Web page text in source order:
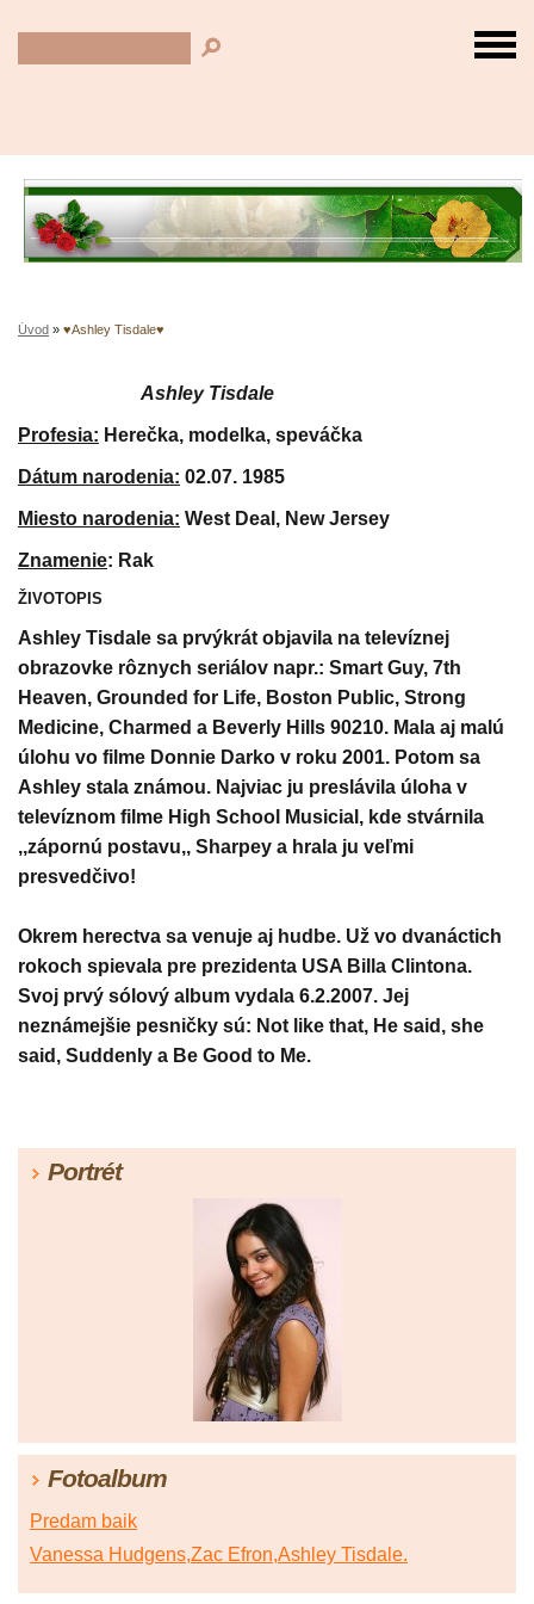
Úvod » ♥Ashley Tisdale♥
Ashley Tisdale
Profesia: Herečka, modelka, speváčka
Dátum narodenia: 02.07. 1985
Miesto narodenia: West Deal, New Jersey
Znamenie: Rak
ŽIVOTOPIS
Ashley Tisdale sa prvýkrát objavila na televíznej
obrazovke rôznych seriálov napr.: Smart Guy, 7th
Heaven, Grounded for Life, Boston Public, Strong
Medicine, Charmed a Beverly Hills 90210. Mala aj malú
úlohu vo filme Donnie Darko v roku 2001. Potom sa
Ashley stala známou. Najviac ju preslávila úloha v
televíznom filme High School Musicial, kde stvárnila
,,zápornú postavu,, Sharpey a hrala ju veľmi
presvedčivo!
Okrem herectva sa venuje aj hudbe. Už vo dvanáctich
rokoch spievala pre prezidenta USA Billa Clintona.
Svoj prvý sólový album vydala 6.2.2007. Jej
neznámejšie pesničky sú: Not like that, He said, she
said, Suddenly a Be Good to Me.
Portrét
Fotoalbum
Predam baik
Vanessa Hudgens,Zac Efron,Ashley Tisdale.